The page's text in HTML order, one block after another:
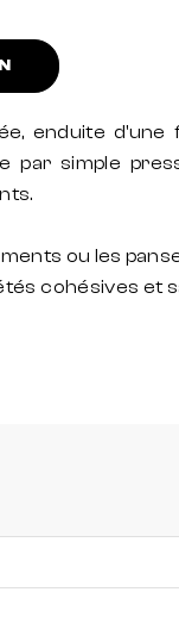
enduite d'une
par simple
ou les
cohésives et